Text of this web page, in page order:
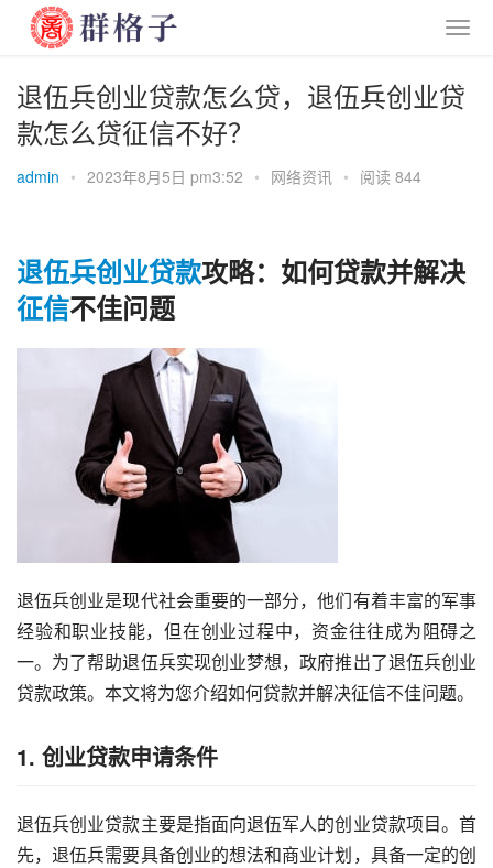
退伍兵创业贷款怎么贷，退伍兵创业贷
款怎么贷征信不好？
admin • 2023年8月5日 pm3:52 • 网络资讯 • 阅读 844
退伍兵创业贷款攻略：如何贷款并解决
征信不佳问题
退伍兵创业是现代社会重要的一部分，他们有着丰富的军事
经验和职业技能，但在创业过程中，资金往往成为阻碍之
一。为了帮助退伍兵实现创业梦想，政府推出了退伍兵创业
贷款政策。本文将为您介绍如何贷款并解决征信不佳问题。
1. 创业贷款申请条件
退伍兵创业贷款主要是指面向退伍军人的创业贷款项目。首
先，退伍兵需要具备创业的想法和商业计划，具备一定的创